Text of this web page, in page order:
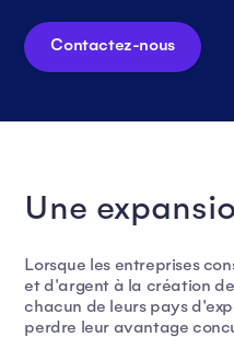
Contactez-nous
Une
Lorsque les entreprises
et d'argent à la création
chacun de leurs pays
perdre leur avantage